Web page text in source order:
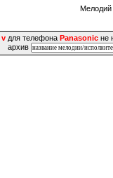
Мелодий
v для телефона Panasonic не
архив